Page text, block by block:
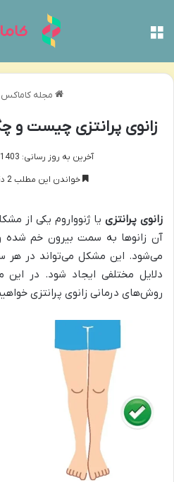
مجله کاماکس
زانوی پرانتزی چیست و
آخرین به روز رسانی: 09/06/1403
خواندن این مطلب 2 دقیقه زمان میبرد
زانوی پرانتزی یا ژنوواروم یکی از
آن زانوها به سمت بیرون خم شده
می‌شود. این مشکل می‌تواند در
دلایل مختلفی ایجاد شود. در این
روش‌های درمانی زانوی پرانتزی